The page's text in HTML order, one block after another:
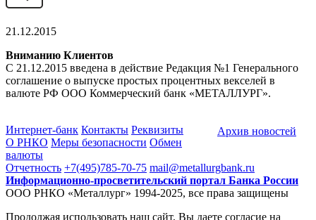
21.12.2015
Вниманию Клиентов
C 21.12.2015 введена в действие Редакция №1 Генерального
соглашение о выпуске простых процентных векселей в
валюте РФ ООО Коммерческий банк «МЕТАЛЛУРГ».
Архив новостей
Интернет-банк Контакты Реквизиты
О РНКО Меры безопасности Обмен
валюты
Отчетность +7(495)785-70-75 mail@metallurgbank.ru
Информационно-просветительский портал Банка России
ООО РНКО «Металлург» 1994-2025, все права защищены
Продолжая использовать наш сайт, Вы даете согласие на